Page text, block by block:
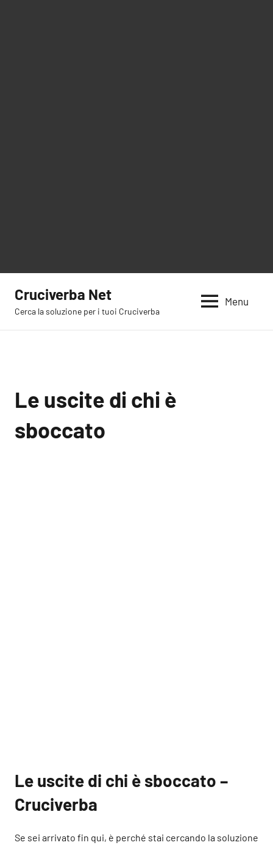
contenuto
Cruciverba Net
Cerca la soluzione per i tuoi Cruciverba
Menu
Le uscite di chi è
sboccato
Le uscite di chi è sboccato –
Cruciverba
Se sei arrivato fin qui, è perché stai cercando la soluzione